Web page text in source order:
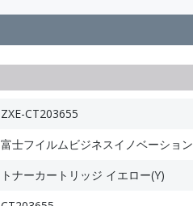
ZXE-CT203655
富士フイルムビジネスイノベーション
トナーカートリッジ イエロー(Y)